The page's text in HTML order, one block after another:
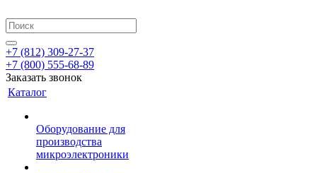
+7 (812) 309-27-37
+7 (800) 555-68-89
Заказать звонок
Каталог
Оборудование для
производства
микроэлектроники